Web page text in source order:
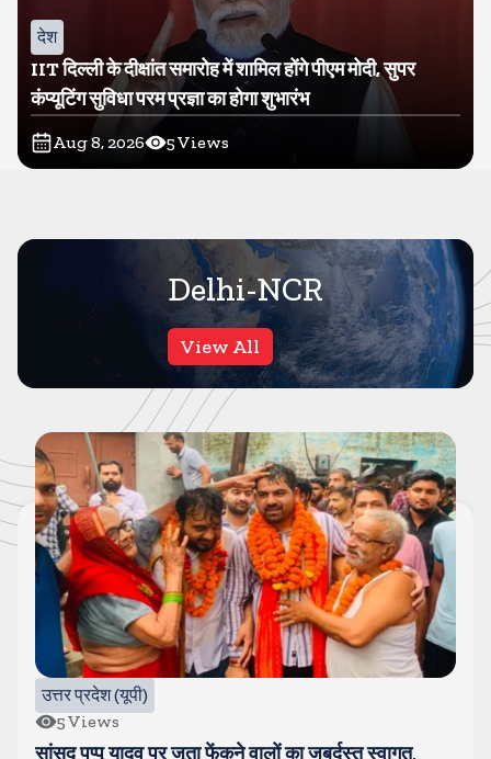
देश
IIT दिल्ली के दीक्षांत समारोह में शामिल होंगे पीएम मोदी, सुपर
कंप्यूटिंग सुविधा परम प्रज्ञा का होगा शुभारंभ
Aug 8, 2026 5Views
Delhi-NCR
View All
उत्तर प्रदेश (यूपी)
5Views
सांसद पप्पू यादव पर जूता फेंकने वालों का जबर्दस्त स्वागत,